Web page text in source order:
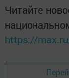
Читайте
https://